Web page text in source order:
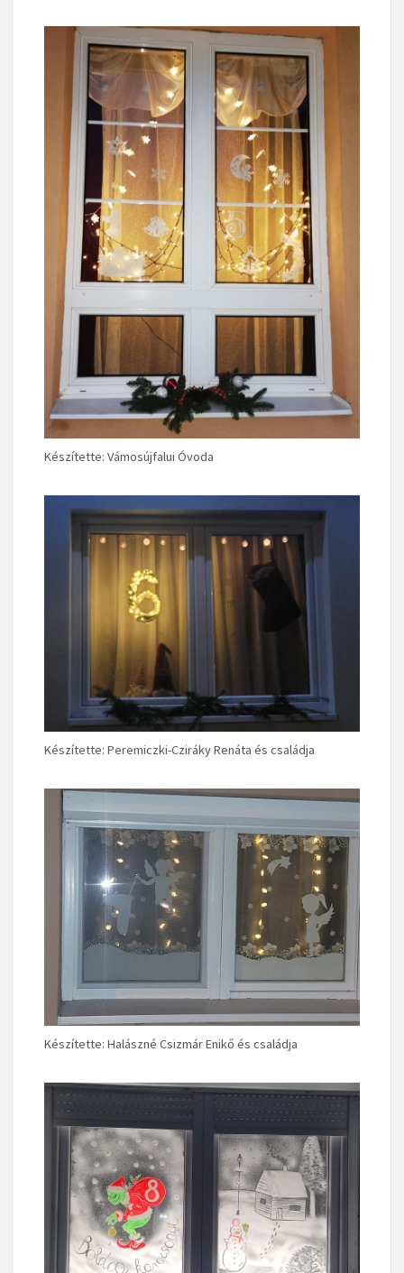
Készítette: Vámosújfalui Óvoda
Készítette: Peremiczki-Cziráky Renáta és családja
Készítette: Halászné Csizmár Enikő és családja